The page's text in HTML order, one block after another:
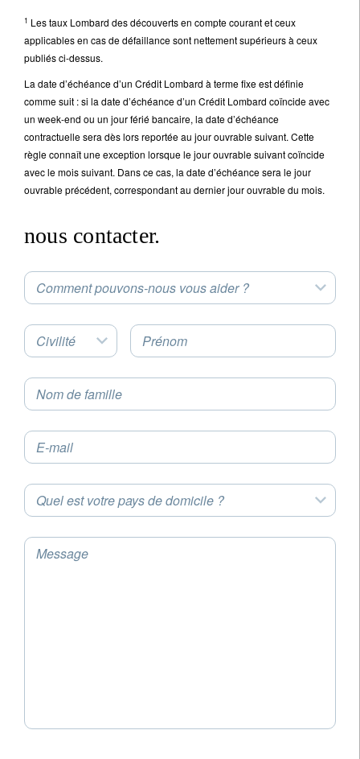
1 Les taux Lombard des découverts en compte courant et ceux
applicables en cas de défaillance sont nettement supérieurs à ceux
publiés ci-dessus.
La date d’échéance d’un Crédit Lombard à terme fixe est définie
comme suit : si la date d’échéance d’un Crédit Lombard coïncide avec
un week-end ou un jour férié bancaire, la date d’échéance
contractuelle sera dès lors reportée au jour ouvrable suivant. Cette
règle connaît une exception lorsque le jour ouvrable suivant coïncide
avec le mois suivant. Dans ce cas, la date d’échéance sera le jour
ouvrable précédent, correspondant au dernier jour ouvrable du mois.
nous contacter.
Comment pouvons-nous vous aider ?
Civilité Prénom
Nom de famille
E-mail
Quel est votre pays de domicile ?
Message